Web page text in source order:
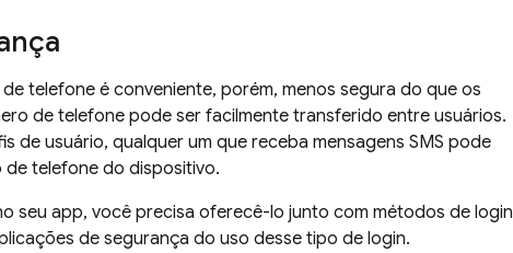
telefone é conveniente, porém, menos segura do que os
de telefone pode ser facilmente transferido entre usuários.
de usuário, qualquer um que receba mensagens SMS pode
de telefone do dispositivo.
seu app, você precisa oferecê-lo junto com métodos de login
de segurança do uso desse tipo de login.